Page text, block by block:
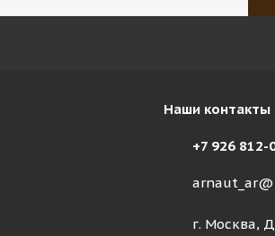
Наши контакты
+7 926 812-
г. Москва,